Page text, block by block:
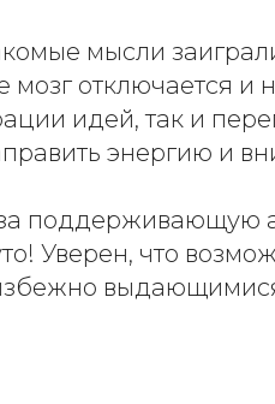
мысли
мозг отключается и
идей, так и
энергию и
поддерживающую
Уверен, что